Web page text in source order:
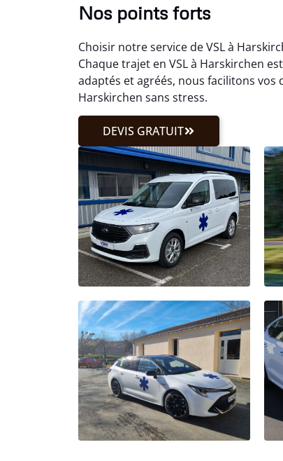
Nos points forts
Choisir notre service de VSL à
Chaque trajet en VSL à Harskirchen
adaptés et agréés, nous facilitons vos
Harskirchen sans stress.
DEVIS GRATUIT